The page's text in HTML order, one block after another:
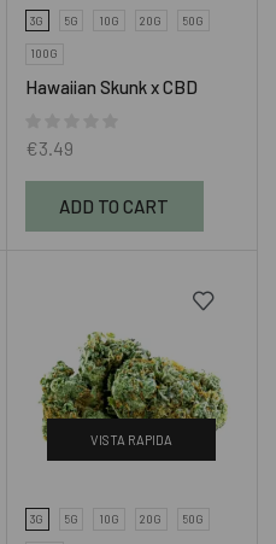
3G 5G 10G 20G 50G
100G
Hawaiian Skunk x CBD
€3.49
ADD TO CART
VISTA RAPIDA
3G 5G 10G 20G 50G